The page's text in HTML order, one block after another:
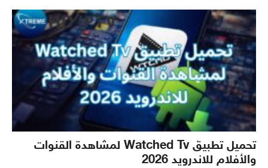
تحميل تطبيق Watched Tv لمشاهدة القنوات
والأفلام للاندرويد 2026